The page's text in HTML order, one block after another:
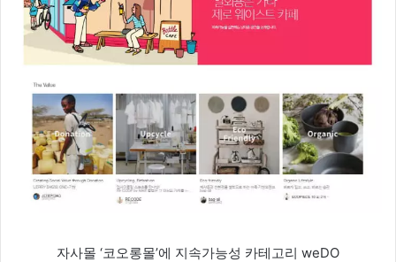
자사몰 ‘코오롱몰’에 지속가능성 카테고리 weDO